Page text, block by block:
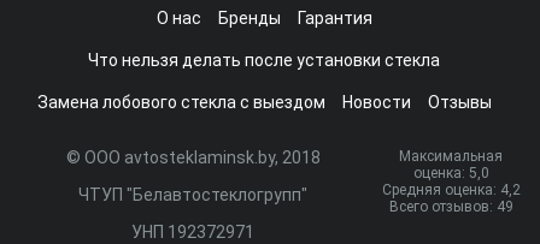
О нас Бренды Гарантия
Что нельзя делать после установки стекла
Замена лобового стекла с выездом Новости Отзывы
© ООО avtosteklaminsk.by, 2018
ЧТУП "Белавтостеклогрупп"
УНП 192372971
Максимальная
оценка: 5,0
Средняя оценка: 4,2
Всего отзывов: 49